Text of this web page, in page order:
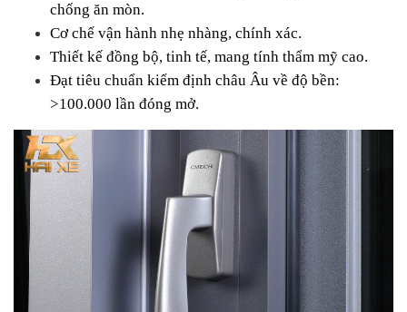
chống ăn mòn.
Cơ chế vận hành nhẹ nhàng, chính xác.
Thiết kế đồng bộ, tinh tế, mang tính thẩm mỹ cao.
Đạt tiêu chuẩn kiểm định châu Âu về độ bền:
>100.000 lần đóng mở.